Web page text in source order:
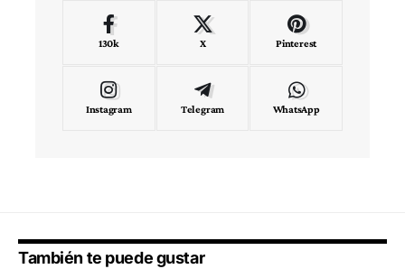
130k X Pinterest
Instagram Telegram WhatsApp
También te puede gustar